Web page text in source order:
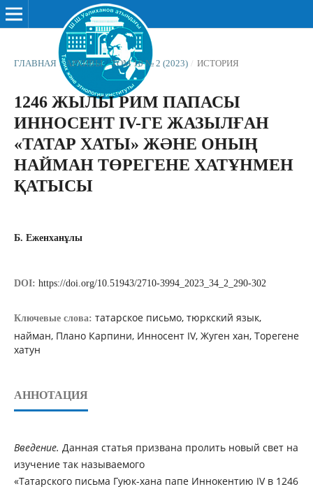
ГЛАВНАЯ / АРХИВЫ / ТОМ 10 № 2 (2023) / ИСТОРИЯ
1246 ЖЫЛЫ РИМ ПАПАСЫ
ИННОСЕНТ IV-ГЕ ЖАЗЫЛҒАН
«ТАТАР ХАТЫ» ЖӘНЕ ОНЫҢ
НАЙМАН ТӨРЕГЕНЕ ХАТҰНМЕН
ҚАТЫСЫ
Б. Еженханұлы
DOI: https://doi.org/10.51943/2710-3994_2023_34_2_290-302
Ключевые слова: татарское письмо, тюркский язык,
найман, Плано Карпини, Инносент IV, Жуген хан, Торегене
хатун
АННОТАЦИЯ
Введение. Данная статья призвана пролить новый свет на
изучение так называемого
«Татарского письма Гуюк-хана папе Иннокентию IV в 1246